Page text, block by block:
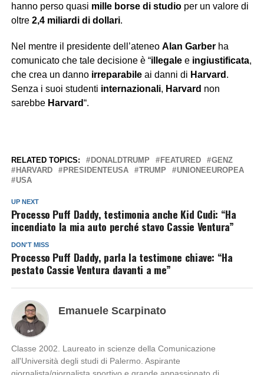
hanno perso quasi mille borse di studioper un valore di
oltre 2,4 miliardi di dollari.
Nel mentre il presidente dell’ateneo Alan Garberha
comunicato che tale decisione è “illegalee ingiustificata,
che crea un danno irreparabileai danni di Harvard .
Senza i suoi studenti internazionali, Harvard non
sarebbe Harvard“.
RELATED TOPICS: DONALDTRUMP FEATURED
GENZ
HARVARD
PRESIDENTEUSA TRUMP
UNIONEEUROPEA
USA
UP NEXT
Processo Puff Daddy, testimonia anche Kid Cudi: “Ha
incendiato la mia auto perché stavo Cassie Ventura”
DON'T MISS
Processo Puff Daddy, parla la testimone chiave: “Ha
pestato Cassie Ventura davanti a me”
Emanuele Scarpinato
Classe 2002. Laureato in scienze della Comunicazione
all'Università degli studi di Palermo. Aspirante
giornalista/giornalista sportivo e grande appassionato di